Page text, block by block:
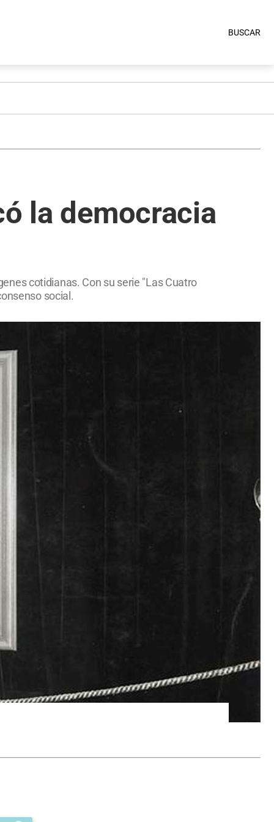
BUSCAR
la democracia
cotidianas. Con su serie "Las Cuatro
social.